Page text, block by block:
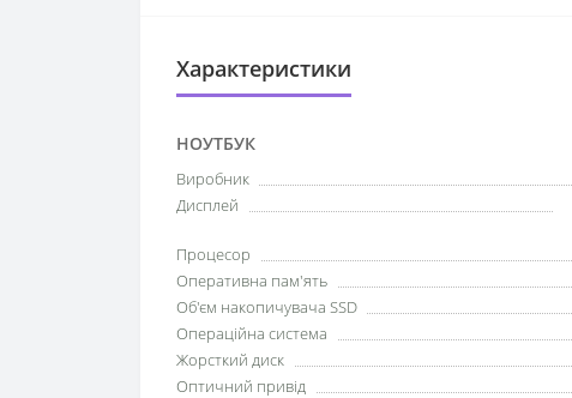
Характеристики
НОУТБУК
Виробник
Дисплей
Процесор
Оперативна пам'ять
Об'єм накопичувача SSD
Операційна система
Жорсткий диск
Оптичний привід